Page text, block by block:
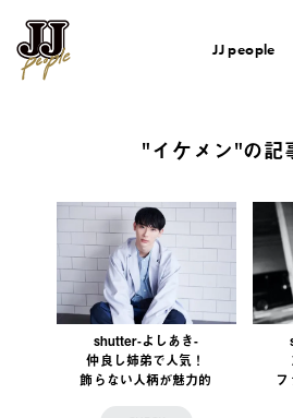
JJ people
"イケメン"の記
shutter-よしあき-
仲良し姉弟で人気！
飾らない人柄が魅力的
フ